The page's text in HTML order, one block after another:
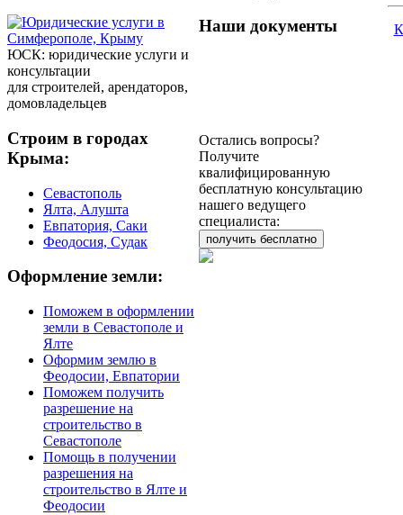
ЮСК: юридические услуги и
консультации
для строителей, арендаторов,
домовладельцев
Строим в городах
Крыма:
Севастополь
Ялта, Алушта
Евпатория, Саки
Феодосия, Судак
Оформление земли:
Поможем в оформлении
земли в Севастополе и
Ялте
Оформим землю в
Феодосии, Евпатории
Поможем получить
разрешение на
строительство в
Севастополе
Помощь в получении
разрешения на
строительство в Ялте и
Феодосии
Наши документы
Остались вопросы?
Получите
квалифицированную
бесплатную консультацию
нашего ведущего
специалиста:
получить бесплатно